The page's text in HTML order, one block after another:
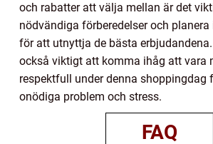
och rabatter att välja mellan är det
nödvändiga förberedelser och
för att utnyttja de bästa
också viktigt att komma ihåg att vara
respektfull under denna shoppingdag
onödiga problem och stress.
FAQ